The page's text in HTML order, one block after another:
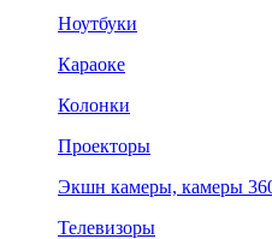
Ноутбуки
Караоке
Колонки
Проекторы
Экшн камеры, камеры
Телевизоры